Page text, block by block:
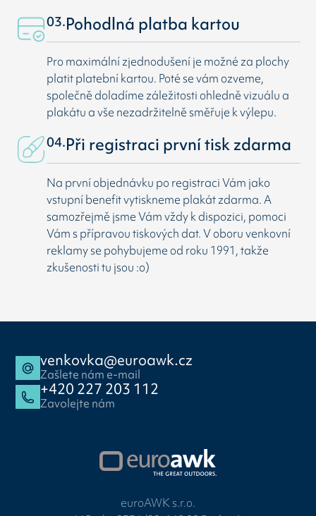
03.Pohodlná platba kartou
Pro maximální zjednodušení je možné za plochy
platit platební kartou. Poté se vám ozveme,
společně doladíme záležitosti ohledně vizuálu a
plakátu a vše nezadržitelně směřuje k výlepu.
04.Při registraci první tisk zdarma
Na první objednávku po registraci Vám jako
vstupní benefit vytiskneme plakát zdarma. A
samozřejmě jsme Vám vždy k dispozici, pomoci
Vám s přípravou tiskových dat. V oboru venkovní
reklamy se pohybujeme od roku 1991, takže
zkušenosti tu jsou :o)
venkovka@euroawk.cz
Zašlete nám e-mail
+420 227 203 112
Zavolejte nám
euroAWK s.r.o.